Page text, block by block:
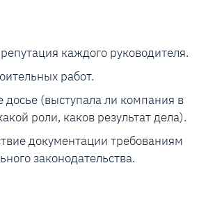
каждого руководителя.
работ.
досье (выступала ли компания в
роли, каков результат дела).
документации требованиям
законодательства.